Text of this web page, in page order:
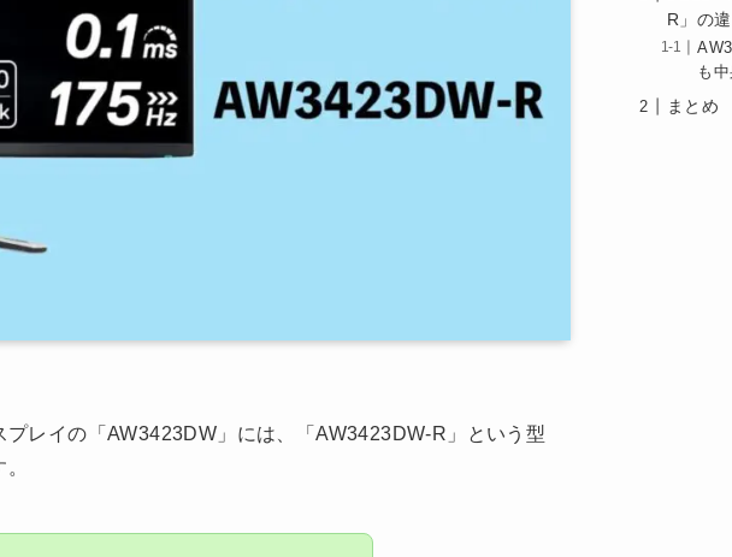
レイの「AW3423DW」には、「AW3423DW-R」という型
R」の
も
まとめ